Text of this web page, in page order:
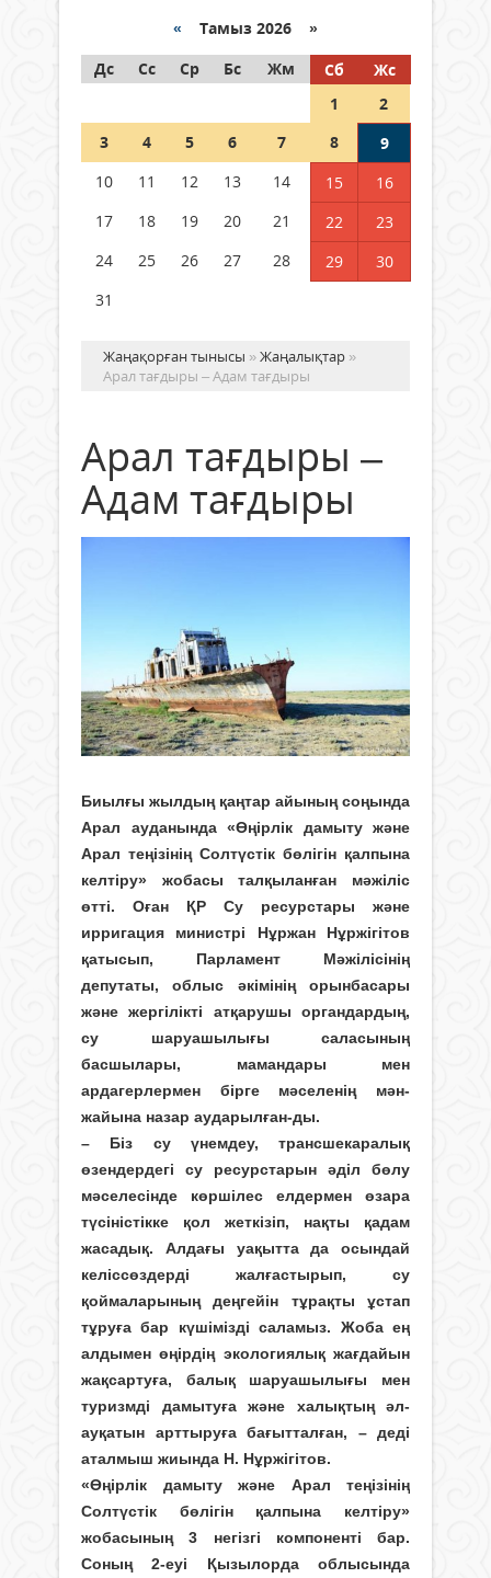
граждане Казахстана,
05 тамыз 2026 ж. 157
Шетелде жүрген Қазақстан
азаматтары қалай дауыс бере
« Тамыз 2026 »
Дс
Сс Ср Бс Жм Сб
Жс
1
2
3
4 5 6 7 8
9
10
11 12 13 14 15
16
17
18 19 20 21 22
23
24
25 26 27 28 29
30
31
Жаңақорған тынысы »Жаңалықтар »
Арал тағдыры – Адам тағдыры
Арал тағдыры –
Адам тағдыры
Биылғы жылдың қаңтар айының соңында
Арал ауданында «Өңірлік дамыту және
Арал теңізінің Солтүстік бөлігін қалпына
келтіру» жобасы талқыланған мәжіліс
өтті. Оған ҚР Су ресурстары және
ирригация министрі Нұржан Нұржігітов
қатысып, Парламент Мәжілісінің
депутаты, облыс әкімінің орынбасары
және жергілікті атқарушы органдардың,
су шаруашылығы саласының
басшылары, мамандары мен
ардагерлермен бірге мәселенің мән-
жайына назар аударылған-ды.
– Біз су үнемдеу, трансшекаралық
өзендердегі су ресурстарын әділ бөлу
мәселесінде көршілес елдермен өзара
түсіністікке қол жеткізіп, нақты қадам
жасадық. Алдағы уақытта да осындай
келіссөздерді жалғастырып, су
қоймаларының деңгейін тұрақты ұстап
тұруға бар күшімізді саламыз. Жоба ең
алдымен өңірдің экологиялық жағдайын
жақсартуға, балық шаруашылығы мен
туризмді дамытуға және халықтың әл-
ауқатын арттыруға бағытталған, – деді
аталмыш жиында Н. Нұржігітов.
«Өңірлік дамыту және Арал теңізінің
Солтүстік бөлігін қалпына келтіру»
жобасының 3 негізгі компоненті бар.
Соның 2-еуі Қызылорда облысында